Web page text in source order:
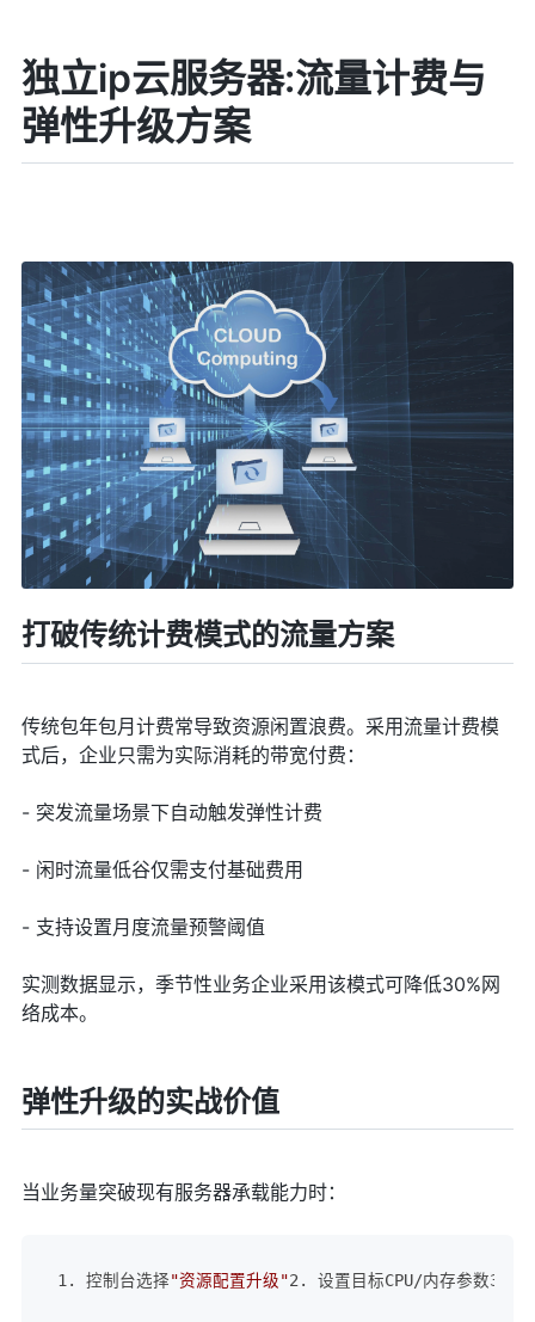
独立ip云服务器:流量计费与
弹性升级方案
打破传统计费模式的流量方案
传统包年包月计费常导致资源闲置浪费。采用流量计费模
式后，企业只需为实际消耗的带宽付费：
- 突发流量场景下自动触发弹性计费
- 闲时流量低谷仅需支付基础费用
- 支持设置月度流量预警阈值
实测数据显示，季节性业务企业采用该模式可降低30%网
络成本。
弹性升级的实战价值
当业务量突破现有服务器承载能力时：
1. 控制台选择"资源配置升级"2. 设置目标CPU/内存参数3.